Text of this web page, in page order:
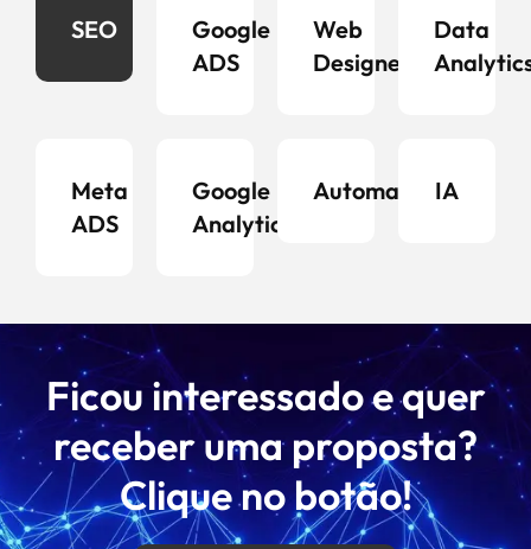
SEO
Google
ADS
Web
Designer
Data
Meta
ADS
Google
Analytics
AutomaçãoIA
Ficou interessado e quer
receber uma proposta?
Clique no botão!